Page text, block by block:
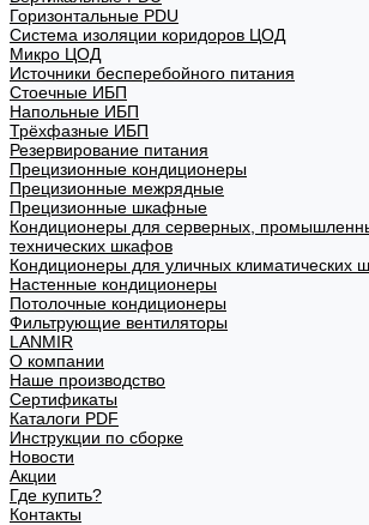
Горизонтальные PDU
Система изоляции коридоров ЦОД
Микро ЦОД
Источники бесперебойного питания
Стоечные ИБП
Напольные ИБП
Трёхфазные ИБП
Резервирование питания
Прецизионные кондиционеры
Прецизионные межрядные
Прецизионные шкафные
Кондиционеры для серверных,
технических шкафов
Кондиционеры для уличных климатических
Настенные кондиционеры
Потолочные кондиционеры
Фильтрующие вентиляторы
LANMIR
О компании
Наше производство
Сертификаты
Каталоги PDF
Инструкции по сборке
Новости
Акции
Где купить?
Контакты